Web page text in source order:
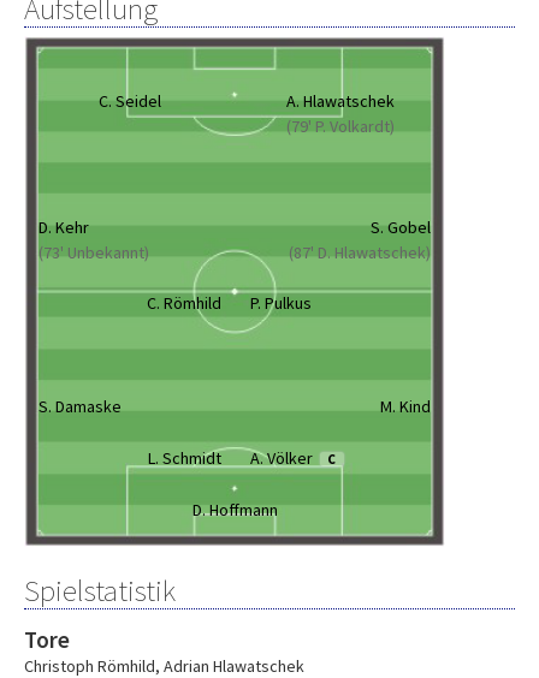
Aufstellung
C. Seidel
A. Hlawatschek
(79' P. Volkardt)
D. Kehr
(73' Unbekannt)
S. Gobel
(87' D. Hlawatschek)
C. Römhild P. Pulkus
S. Damaske M. Kind
L. Schmidt A. Völker C
D. Hoffmann
Spielstatistik
Tore
Christoph Römhild, Adrian Hlawatschek